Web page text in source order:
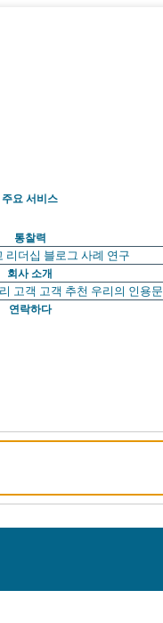
주요 서비스
통찰력
리더십 블로그 사례 연구
회사 소개
고객 고객 추천 우리의 인용문
연락하다